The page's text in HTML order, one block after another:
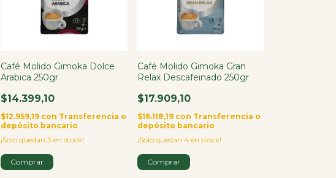
Café Molido Gimoka Dolce
Arabica 250gr
$14.399,10
$12.959,19 con Transferencia o
depósito bancario
¡Solo quedan3 en stock!
Café Molido Gimoka Gran
Relax Descafeinado 250gr
$17.909,10
$16.118,19 con Transferencia o
depósito bancario
¡Solo quedan 4en stock!